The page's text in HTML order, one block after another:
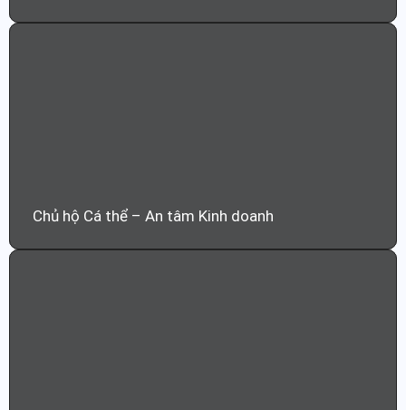
Chủ hộ Cá thể – An tâm Kinh doanh